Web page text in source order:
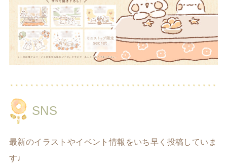
SNS
最新のイラストやイベント情報をいち早く投稿していま
す♩